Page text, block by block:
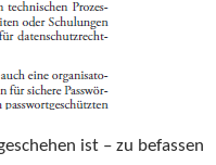
ist – zu befassen